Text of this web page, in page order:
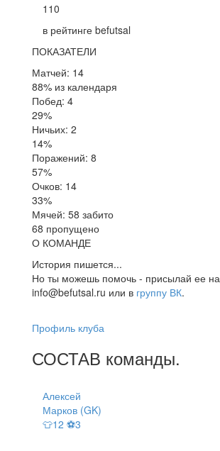
110
в рейтинге befutsal
ПОКАЗАТЕЛИ
Матчей: 14
88% из календаря
Побед: 4
29%
Ничьих: 2
14%
Поражений: 8
57%
Очков: 14
33%
Мячей: 58 забито
68 пропущено
О КОМАНДЕ
История пишется...
Но ты можешь помочь - присылай ее на
info@befutsal.ru или в группу ВК.
Профиль клуба
СОСТАВ команды.
Алексей
Марков (GK)
👕12 ⚽3